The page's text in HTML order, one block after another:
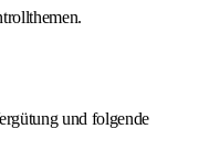
und folgende